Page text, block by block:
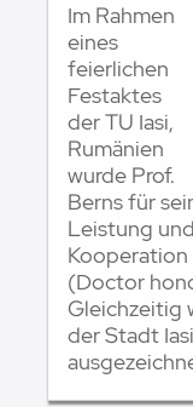
Im Rahmen
eines
feierlichen
Festaktes
der TU Iasi,
Rumänien
wurde Prof.
Berns für
Leistung
(Doctor
Gleichzeitig
der Stadt